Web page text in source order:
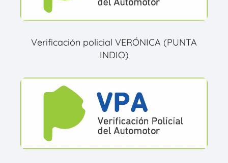
Verificación policial VERÓNICA (PUNTA
INDIO)